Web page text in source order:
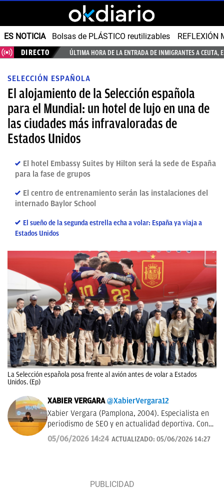
ES NOTICIA Bolsas de PLÁSTICO reutilizables REFLEXIÓN
DIRECTO ÚLTIMA HORA DE LA ENTRADA DE INMIGRANTES A CEUTA,
SELECCIÓN ESPAÑOLA
El alojamiento de la Selección española
para el Mundial: un hotel de lujo en una de
las ciudades más infravaloradas de
Estados Unidos
El hotel Embassy Suites by Hilton será la sede de España
para la fase de grupos
El centro de entrenamiento serán las instalaciones del
internado Baylor School
El sueño de la segunda estrella echa a volar: España ya viaja a
Estados Unidos
La Selección española posa frente al avión antes de volar a Estados
Unidos. (Ep)
XABIER VERGARA @XabierVergara12
Xabier Vergara (Pamplona, 2004). Especialista en
periodismo de SEO y en actualidad deportiva. Con
experiencia en medios nacionales de referencia
como El País (Grupo Prisa), el Diario Marca y ahora
05/06/2026 14:24 ACTUALIZADO: 05/06/2026 14:27